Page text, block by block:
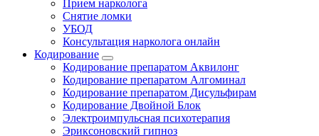
Прием нарколога
Снятие ломки
УБОД
Консультация нарколога онлайн
Кодирование
Кодирование препаратом Аквилонг
Кодирование препаратом Алгоминал
Кодирование препаратом Дисульфирам
Кодирование Двойной Блок
Электроимпульсная психотерапия
Эриксоновский гипноз